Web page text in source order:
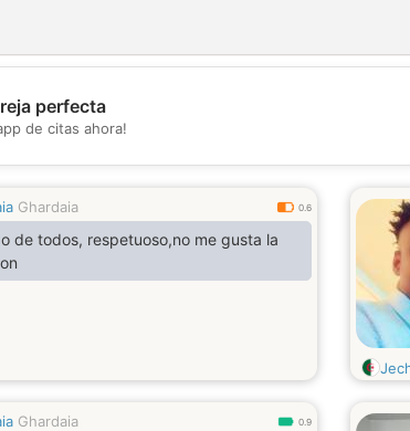
perfecta
de citas ahora!
Ghardaia 0.6
de todos, respetuoso,no me gusta la
Ghardaia 0.9